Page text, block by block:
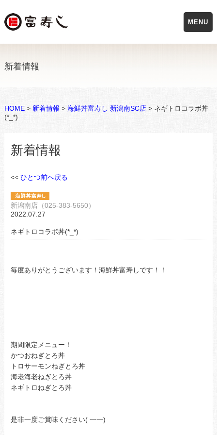
新着情報
HOME> 新着情報 > 海鮮丼富寿し 新潟南SC店> ネギトロコラボ丼
(*_*)
新着情報
<< ひとつ前へ戻る
新潟南店（025-383-5650）
2022.07.27
ネギトロコラボ丼(*_*)
毎度ありがとうございます！海鮮丼富寿しです！！
期間限定メニュー！
かつおねぎとろ丼
トロサーモンねぎとろ丼
海老海老ねぎとろ丼
ネギトロねぎとろ丼
是非一度ご賞味ください( 一一)
MENU